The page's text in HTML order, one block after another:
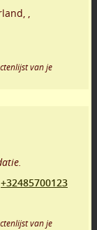
van je
+32485700123
van je